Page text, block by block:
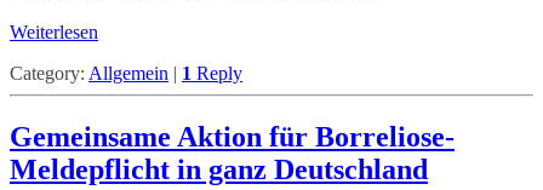
Weiterlesen
Category: Allgemein | 1 Reply
Gemeinsame Aktion für Borreliose-
Meldepflicht in ganz Deutschland